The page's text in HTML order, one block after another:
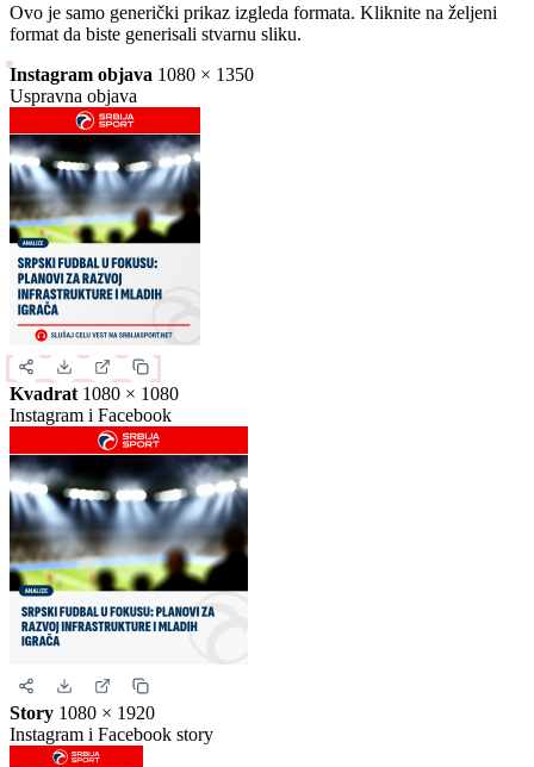
Ovo je samo generički prikaz izgleda formata. Kliknite na željeni
format da biste generisali stvarnu sliku.
Instagram objava 1080 × 1350
Uspravna objava
Kvadrat 1080 × 1080
Instagram i Facebook
Story 1080 × 1920
Instagram i Facebook story